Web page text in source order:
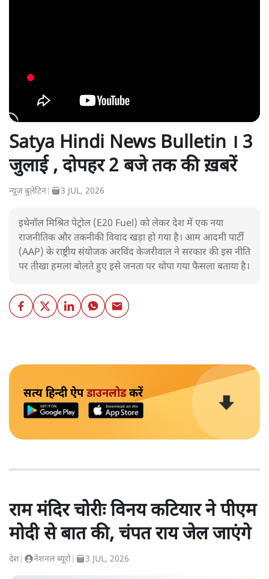
Satya Hindi News Bulletin । 3
जुलाई , दोपहर 2 बजे तक की ख़बरें
न्यूज़ बुलेटिन 3 JUL, 2026
इथेनॉल मिश्रित पेट्रोल (E20 Fuel) को लेकर देश में एक नया
राजनीतिक और तकनीकी विवाद खड़ा हो गया है। आम आदमी पार्टी
(AAP) के राष्ट्रीय संयोजक अरविंद केजरीवाल ने सरकार की इस नीति
पर तीखा हमला बोलते हुए इसे जनता पर थोपा गया फैसला बताया है।
सत्य हिन्दी ऐपडाउनलोडकरें
राम मंदिर चोरीः विनय कटियार ने पीएम
मोदी से बात की, चंपत राय जेल जाएंगे
देश नेशनल ब्यूरो 3 JUL, 2026